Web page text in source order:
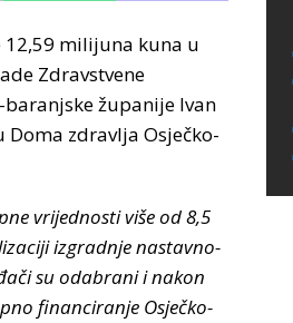
milijuna kuna u
Zdravstvene
županije Ivan
zdravlja Osječko-
vrijednosti više od 8,5
izgradnje nastavno-
su odabrani i nakon
financiranje Osječko-